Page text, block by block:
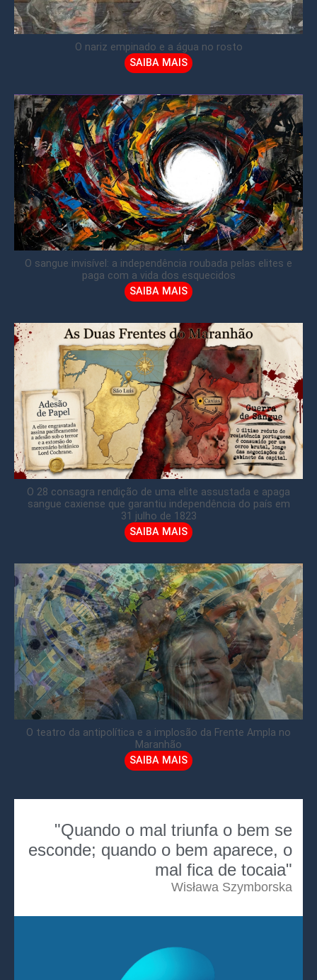
O nariz empinado e a água no rosto
SAIBA MAIS
O sangue invisível: a independência roubada pelas elites e
paga com a vida dos esquecidos
SAIBA MAIS
O 28 consagra rendição de uma elite assustada e apaga
sangue caxiense que garantiu independência do país em
31 julho de 1823
SAIBA MAIS
O teatro da antipolítica e a implosão da Frente Ampla no
Maranhão
SAIBA MAIS
"Quando o mal triunfa o bem se
esconde; quando o bem aparece, o
mal fica de tocaia"
Wisława Szymborska